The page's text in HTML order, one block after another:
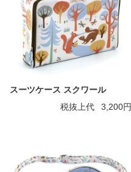
スーツケース スクワール
税抜上代
3,200円